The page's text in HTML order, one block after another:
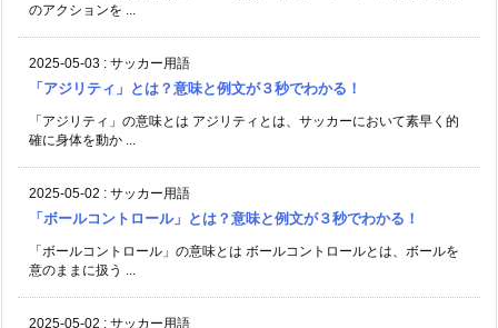
のアクションを ...
2025-05-03 : サッカー用語
「アジリティ」とは？意味と例文が３秒でわかる！
「アジリティ」の意味とは アジリティとは、サッカーにおいて素早く的
確に身体を動か ...
2025-05-02 : サッカー用語
「ボールコントロール」とは？意味と例文が３秒でわかる！
「ボールコントロール」の意味とは ボールコントロールとは、ボールを
意のままに扱う ...
2025-05-02 : サッカー用語